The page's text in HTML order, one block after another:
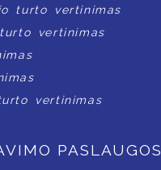
turto vertinimas
vertinimas
vertinimas
PASLAUGOS